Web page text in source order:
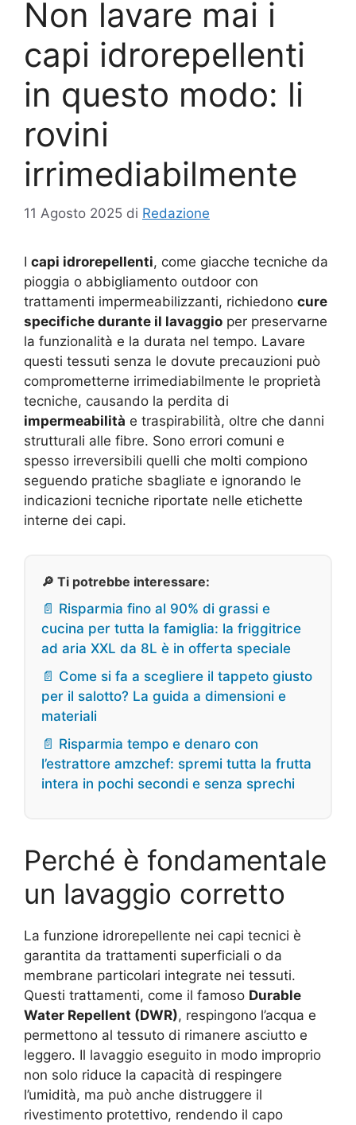
Non lavare mai i
capi idrorepellenti
in questo modo: li
rovini
irrimediabilmente
11 Agosto 2025 di Redazione
I capi idrorepellenti, come giacche tecniche da
pioggia o abbigliamento outdoor con
trattamenti impermeabilizzanti, richiedono cure
specifiche durante il lavaggio per preservarne
la funzionalità e la durata nel tempo. Lavare
questi tessuti senza le dovute precauzioni può
comprometterne irrimediabilmente le proprietà
tecniche, causando la perdita di
impermeabilità e traspirabilità, oltre che danni
strutturali alle fibre. Sono errori comuni e
spesso irreversibili quelli che molti compiono
seguendo pratiche sbagliate e ignorando le
indicazioni tecniche riportate nelle etichette
interne dei capi.
🔎 Ti potrebbe interessare:
📄 Risparmia fino al 90% di grassi e
cucina per tutta la famiglia: la friggitrice
ad aria XXL da 8L è in offerta speciale
📄 Come si fa a scegliere il tappeto giusto
per il salotto? La guida a dimensioni e
materiali
📄 Risparmia tempo e denaro con
l’estrattore amzchef: spremi tutta la frutta
intera in pochi secondi e senza sprechi
Perché è fondamentale
un lavaggio corretto
La funzione idrorepellente nei capi tecnici è
garantita da trattamenti superficiali o da
membrane particolari integrate nei tessuti.
Questi trattamenti, come il famoso Durable
Water Repellent (DWR), respingono l’acqua e
permettono al tessuto di rimanere asciutto e
leggero. Il lavaggio eseguito in modo improprio
non solo riduce la capacità di respingere
l’umidità, ma può anche distruggere il
rivestimento protettivo, rendendo il capo